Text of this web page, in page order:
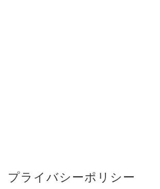
プライバシーポリシー